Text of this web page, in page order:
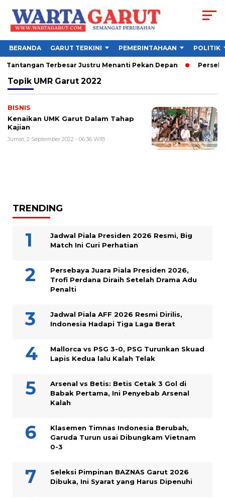
BERANDA GARUT TERKINI PEMERINTAHAAN POLITIK
Terbesar Justru Menanti Pekan Depan
Topik UMR Garut 2022
BISNIS
Kenaikan UMK Garut Dalam Tahap
Kajian
Jumat, 2 September 2022 - 06:36 WIB
TRENDING
Jadwal Piala Presiden 2026 Resmi, Big
Match Ini Curi Perhatian
Persebaya Juara Piala Presiden 2026,
Trofi Perdana Diraih Setelah Drama Adu
Penalti
Jadwal Piala AFF 2026 Resmi Dirilis,
Indonesia Hadapi Tiga Laga Berat
Mallorca vs PSG 3-0, PSG Turunkan Skuad
Lapis Kedua lalu Kalah Telak
Arsenal vs Betis: Betis Cetak 3 Gol di
Babak Pertama, Ini Penyebab Arsenal
Kalah
Klasemen Timnas Indonesia Berubah,
Garuda Turun usai Dibungkam Vietnam
0-3
Seleksi Pimpinan BAZNAS Garut 2026
Dibuka, Ini Syarat yang Harus Dipenuhi